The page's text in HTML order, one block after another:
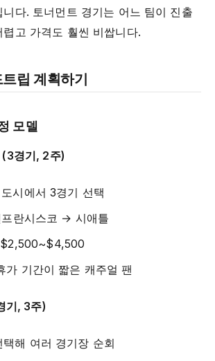
다. 토너먼트 경기는 어느 팀이 진출
고 가격도 훨씬 비쌉니다.
립 계획하기
모델
(3경기, 2주)
시에서 3경기 선택
란시스코 → 시애틀
$2,500~$4,500
가 기간이 짧은 캐주얼 팬
기, 3주)
해 여러 경기장 순회